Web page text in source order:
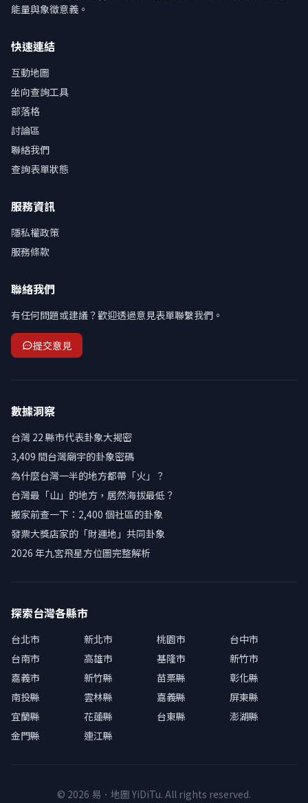
能量與象徵意義。
快速連結
互動地圖
坐向查詢工具
部落格
討論區
聯絡我們
查詢表單狀態
服務資訊
隱私權政策
服務條款
聯絡我們
有任何問題或建議？歡迎透過意見表單聯繫我們。
提交意見
數據洞察
台灣 22 縣市代表卦象大揭密
3,409 間台灣廟宇的卦象密碼
為什麼台灣一半的地方都帶「火」？
台灣最「山」的地方，居然海拔最低？
搬家前查一下：2,400 個社區的卦象
發票大獎店家的「財運地」共同卦象
2026 年九宮飛星方位圖完整解析
探索台灣各縣市
台北市 新北市 桃園市
台中市
台南市
高雄市 基隆市
新竹市
嘉義市
新竹縣 苗栗縣
彰化縣
南投縣
雲林縣 嘉義縣
屏東縣
宜蘭縣
花蓮縣 台東縣
澎湖縣
金門縣
連江縣
© 2026 易．地圖 YiDiTu. All rights reserved.